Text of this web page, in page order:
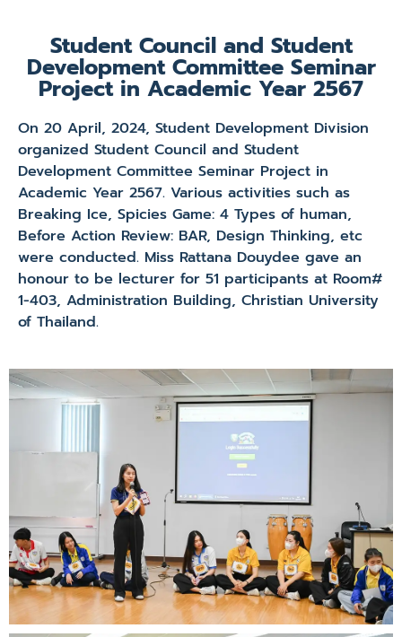
Student Council and Student
Development Committee Seminar
Project in Academic Year 2567
On 20 April, 2024, Student Development Division
organized Student Council and Student
Development Committee Seminar Project in
Academic Year 2567. Various activities such as
Breaking Ice, Spicies Game: 4 Types of human,
Before Action Review: BAR, Design Thinking, etc
were conducted. Miss Rattana Douydee gave an
honour to be lecturer for 51 participants at Room#
1-403, Administration Building, Christian University
of Thailand.